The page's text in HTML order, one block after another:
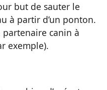
but de sauter le
à partir d’un ponton.
canin à
exemple).